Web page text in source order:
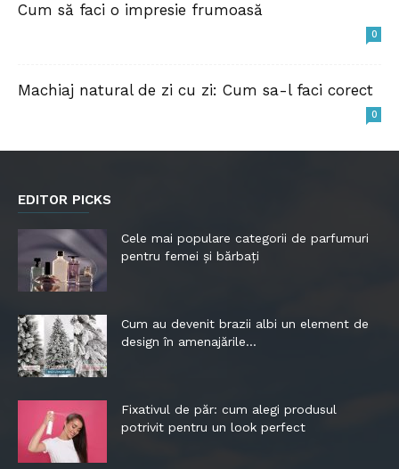
Cum să faci o impresie frumoasă
0
Machiaj natural de zi cu zi: Cum sa-l faci corect
0
EDITOR PICKS
Cele mai populare categorii de parfumuri
pentru femei și bărbați
Cum au devenit brazii albi un element de
design în amenajările...
Fixativul de păr: cum alegi produsul
potrivit pentru un look perfect